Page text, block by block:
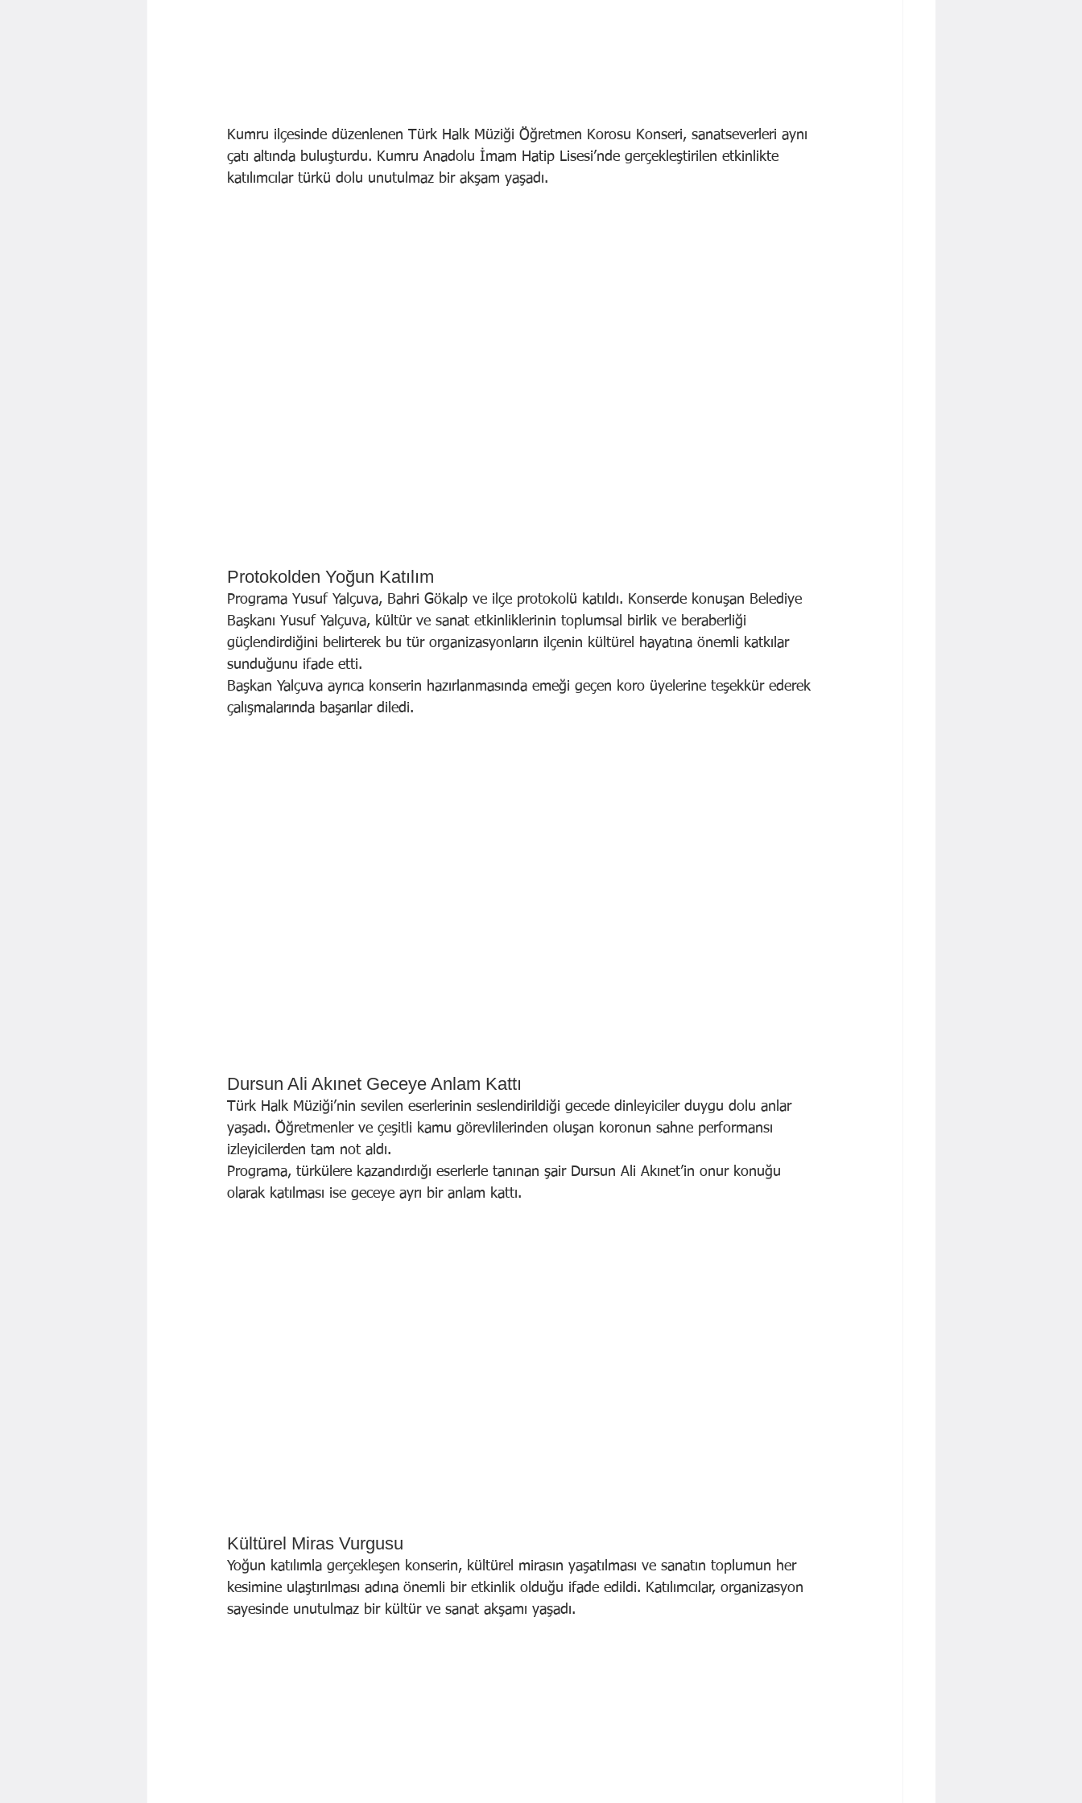
Kumru ilçesinde düzenlenen Türk Halk Müziği Öğretmen Korosu Konseri, sanatseverleri aynı
çatı altında buluşturdu. Kumru Anadolu İmam Hatip Lisesi’nde gerçekleştirilen etkinlikte
katılımcılar türkü dolu unutulmaz bir akşam yaşadı.
Protokolden Yoğun Katılım
Programa Yusuf Yalçuva, Bahri Gökalp ve ilçe protokolü katıldı. Konserde konuşan Belediye
Başkanı Yusuf Yalçuva, kültür ve sanat etkinliklerinin toplumsal birlik ve beraberliği
güçlendirdiğini belirterek bu tür organizasyonların ilçenin kültürel hayatına önemli katkılar
sunduğunu ifade etti.
Başkan Yalçuva ayrıca konserin hazırlanmasında emeği geçen koro üyelerine teşekkür ederek
çalışmalarında başarılar diledi.
Dursun Ali Akınet Geceye Anlam Kattı
Türk Halk Müziği’nin sevilen eserlerinin seslendirildiği gecede dinleyiciler duygu dolu anlar
yaşadı. Öğretmenler ve çeşitli kamu görevlilerinden oluşan koronun sahne performansı
izleyicilerden tam not aldı.
Programa, türkülere kazandırdığı eserlerle tanınan şair Dursun Ali Akınet’in onur konuğu
olarak katılması ise geceye ayrı bir anlam kattı.
Kültürel Miras Vurgusu
Yoğun katılımla gerçekleşen konserin, kültürel mirasın yaşatılması ve sanatın toplumun her
kesimine ulaştırılması adına önemli bir etkinlik olduğu ifade edildi. Katılımcılar, organizasyon
sayesinde unutulmaz bir kültür ve sanat akşamı yaşadı.